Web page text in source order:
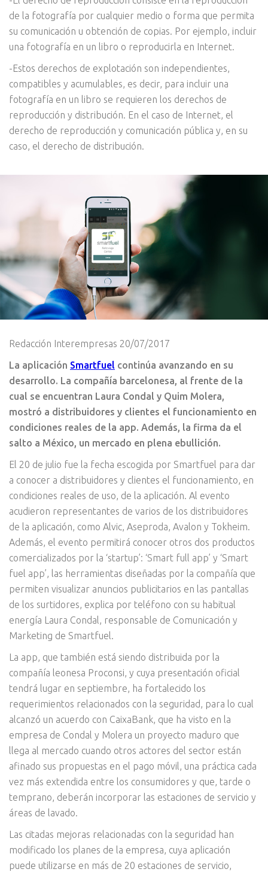
de la fotografía por cualquier medio o forma que permita
su comunicación u obtención de copias. Por ejemplo, incluir
una fotografía en un libro o reproducirla en Internet.
-Estos derechos de explotación son independientes,
compatibles y acumulables, es decir, para incluir una
fotografía en un libro se requieren los derechos de
reproducción y distribución. En el caso de Internet, el
derecho de reproducción y comunicación pública y, en su
caso, el derecho de distribución.
Redacción Interempresas 20/07/2017
La aplicación Smartfuel continúa avanzando en su
desarrollo. La compañía barcelonesa, al frente de la
cual se encuentran Laura Condal y Quim Molera,
mostró a distribuidores y clientes el funcionamiento en
condiciones reales de la app. Además, la firma da el
salto a México, un mercado en plena ebullición.
El 20 de julio fue la fecha escogida por Smartfuel para dar
a conocer a distribuidores y clientes el funcionamiento, en
condiciones reales de uso, de la aplicación. Al evento
acudieron representantes de varios de los distribuidores
de la aplicación, como Alvic, Aseproda, Avalon y Tokheim.
Además, el evento permitirá conocer otros dos productos
comercializados por la ‘startup’: ‘Smart full app’ y ‘Smart
fuel app’, las herramientas diseñadas por la compañía que
permiten visualizar anuncios publicitarios en las pantallas
de los surtidores, explica por teléfono con su habitual
energía Laura Condal, responsable de Comunicación y
Marketing de Smartfuel.
La app, que también está siendo distribuida por la
compañía leonesa Proconsi, y cuya presentación oficial
tendrá lugar en septiembre, ha fortalecido los
requerimientos relacionados con la seguridad, para lo cual
alcanzó un acuerdo con CaixaBank, que ha visto en la
empresa de Condal y Molera un proyecto maduro que
llega al mercado cuando otros actores del sector están
afinado sus propuestas en el pago móvil, una práctica cada
vez más extendida entre los consumidores y que, tarde o
temprano, deberán incorporar las estaciones de servicio y
áreas de lavado.
Las citadas mejoras relacionadas con la seguridad han
modificado los planes de la empresa, cuya aplicación
puede utilizarse en más de 20 estaciones de servicio,